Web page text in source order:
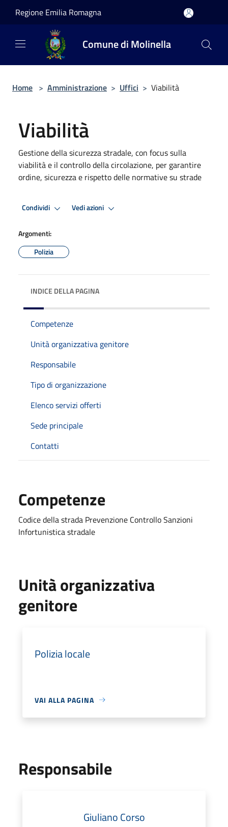
Regione Emilia Romagna
Comune di Molinella
Home > Amministrazione > Uffici > Viabilità
Viabilità
Gestione della sicurezza stradale, con focus sulla
viabilità e il controllo della circolazione, per garantire
ordine, sicurezza e rispetto delle normative su strade
Condividi Vedi azioni
Argomenti:
Polizia
INDICE DELLA PAGINA
Competenze
Unità organizzativa genitore
Responsabile
Tipo di organizzazione
Elenco servizi offerti
Sede principale
Contatti
Competenze
Codice della strada Prevenzione Controllo Sanzioni
Infortunistica stradale
Unità organizzativa
genitore
Polizia locale
VAI ALLA PAGINA
Responsabile
Giuliano Corso